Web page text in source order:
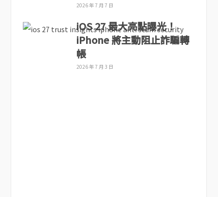
2026 年 7 月 7 日
iOS 27 最大亮點曝光！
iPhone 將主動阻止詐騙轉
帳
2026 年 7 月 3 日